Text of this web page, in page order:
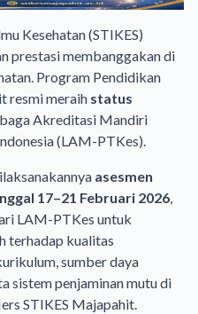
Kesehatan (STIKES)
prestasi membanggakan di
Program Pendidikan
resmi meraih status
Akreditasi Mandiri
(LAM-PTKes).
asesmen
17–21 Februari 2026,
LAM-PTKes untuk
terhadap kualitas
sumber daya
sistem penjaminan mutu di
STIKES Majapahit.